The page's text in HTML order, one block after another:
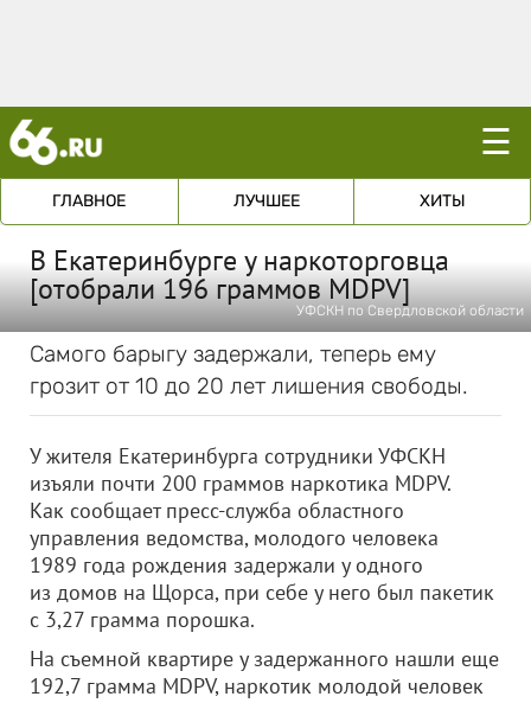
☰
ГЛАВНОЕ ЛУЧШЕЕ ХИТЫ
В Екатеринбурге у наркоторговца
[отобрали 196 граммов MDPV]
УФСКН по Свердловской области
Самого барыгу задержали, теперь ему
грозит от 10 до 20 лет лишения свободы.
У жителя Екатеринбурга сотрудники УФСКН
изъяли почти 200 граммов наркотика MDPV.
Как сообщает пресс-служба областного
управления ведомства, молодого человека
1989 года рождения задержали у одного
из домов на Щорса, при себе у него был пакетик
с 3,27 грамма порошка.
На съемной квартире у задержанного нашли еще
192,7 грамма MDPV, наркотик молодой человек